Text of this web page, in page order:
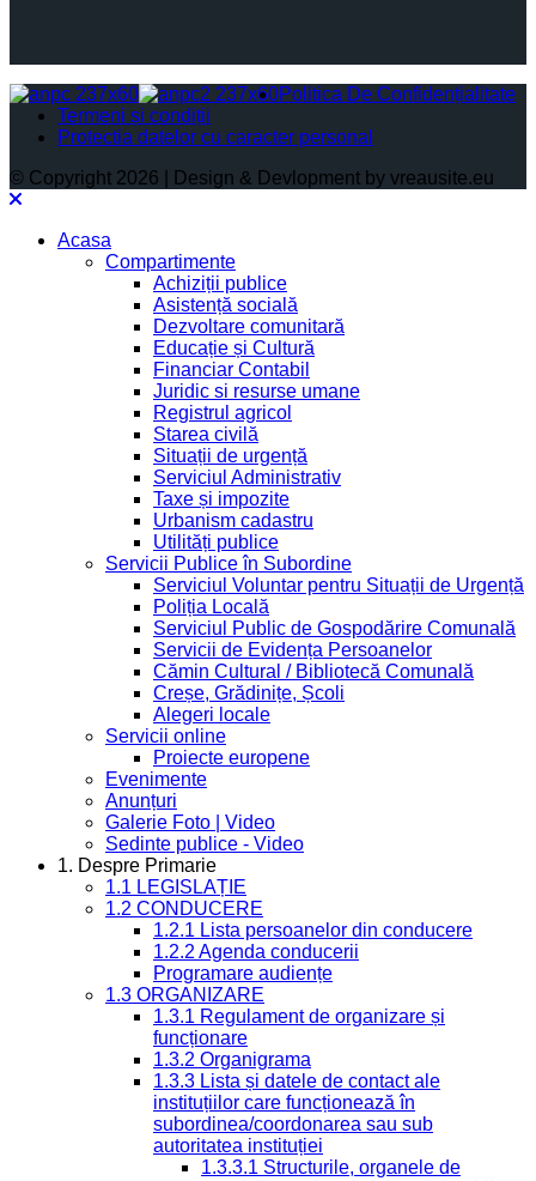
Politica De Confidențialitate
Termeni și condiții
Protectia datelor cu caracter personal
© Copyright 2026 | Design & Devlopment by vreausite.eu
Acasa
Compartimente
Achiziții publice
Asistență socială
Dezvoltare comunitară
Educație și Cultură
Financiar Contabil
Juridic si resurse umane
Registrul agricol
Starea civilă
Situații de urgență
Serviciul Administrativ
Taxe și impozite
Urbanism cadastru
Utilități publice
Servicii Publice în Subordine
Serviciul Voluntar pentru Situații de Urgență
Poliția Locală
Serviciul Public de Gospodărire Comunală
Servicii de Evidența Persoanelor
Cămin Cultural / Bibliotecă Comunală
Creșe, Grădinițe, Școli
Alegeri locale
Servicii online
Proiecte europene
Evenimente
Anunțuri
Galerie Foto | Video
Sedinte publice - Video
1. Despre Primarie
1.1 LEGISLAȚIE
1.2 CONDUCERE
1.2.1 Lista persoanelor din conducere
1.2.2 Agenda conducerii
Programare audiențe
1.3 ORGANIZARE
1.3.1 Regulament de organizare și
funcționare
1.3.2 Organigrama
1.3.3 Lista și datele de contact ale
instituțiilor care funcționează în
subordinea/coordonarea sau sub
autoritatea instituției
1.3.3.1 Structurile, organele de